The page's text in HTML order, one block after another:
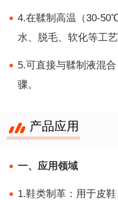
4.在鞣制高温（30-
水、脱毛、软化等工艺
5.可直接与鞣制液混
骤。
产品应用
一、应用领域
1.鞋类制革：用于皮